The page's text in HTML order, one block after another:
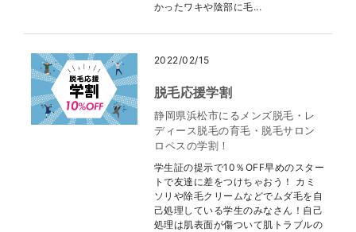
かったワキや陰部に毛...
2022/02/15
脱毛応援学割
静岡県浜松市にるメンズ脱毛・レ
ディース脱毛の育毛・脱毛サロン
ロペスの学割！
学生証の提示で10％OFF早めのスター
トで友達に差をつけちゃおう！ カミ
ソリや除毛クリームなどでムダ毛を自
己処理している学生のみなさん！自己
処理は肌表面が傷ついて肌トラブルの